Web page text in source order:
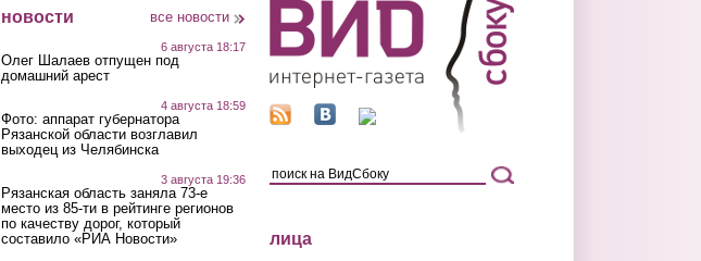
новости все новости
6 августа 18:17
Олег Шалаев отпущен под
домашний арест
4 августа 18:59
Фото: аппарат губернатора
Рязанской области возглавил
выходец из Челябинска
3 августа 19:36
Рязанская область заняла 73-е
место из 85-ти в рейтинге регионов
по качеству дорог, который
составило «РИА Новости»
лица